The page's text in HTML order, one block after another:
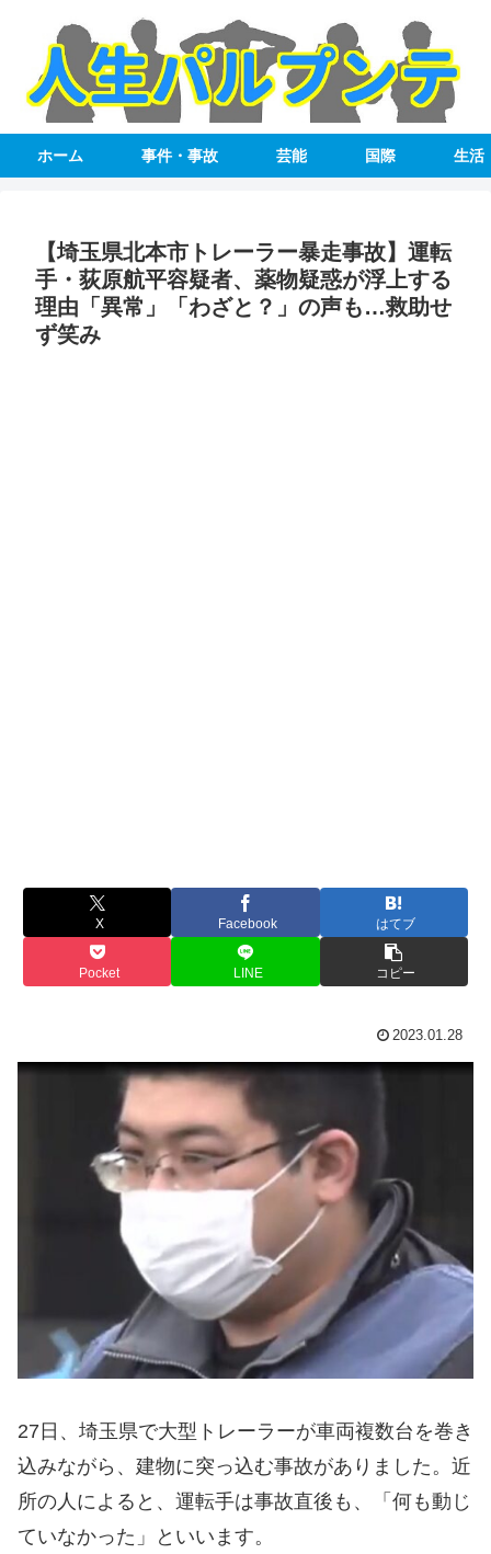
ホーム 事件・事故 芸能 国際 生活
【埼玉県北本市トレーラー暴走事故】運転
手・荻原航平容疑者、薬物疑惑が浮上する
理由「異常」「わざと？」の声も…救助せ
ず笑み
X Facebook はてブ
Pocket LINE コピー
2023.01.28
27日、埼玉県で大型トレーラーが車両複数台を巻き
込みながら、建物に突っ込む事故がありました。近
所の人によると、運転手は事故直後も、「何も動じ
ていなかった」といいます。